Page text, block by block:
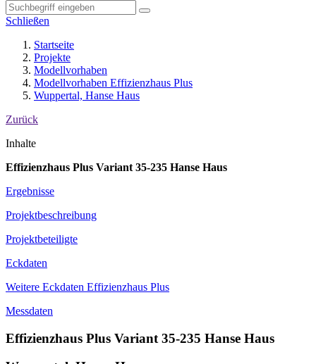
Schließen
Startseite
Projekte
Modellvorhaben
Modellvorhaben Effizienzhaus Plus
Wuppertal, Hanse Haus
Zurück
Inhalte
Effizienzhaus Plus Variant 35-235 Hanse Haus
Ergebnisse
Projektbeschreibung
Projektbeteiligte
Eckdaten
Weitere Eckdaten Effizienzhaus Plus
Messdaten
Effizienzhaus Plus Variant 35-235 Hanse Haus